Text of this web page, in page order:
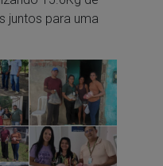
juntos para uma